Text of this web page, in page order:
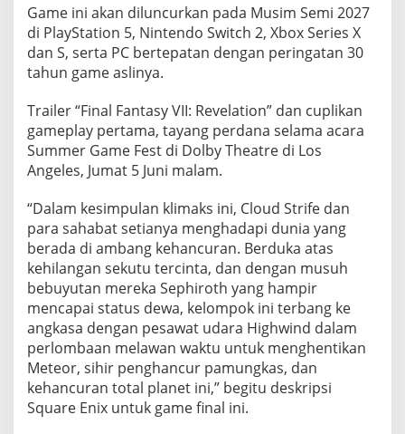
”
B
a
l
a
d
S
e
k
u
l
T
e
a
Game ini akan diluncurkan pada Musim Semi 2027
di PlayStation 5, Nintendo Switch 2, Xbox Series X
dan S, serta PC bertepatan dengan peringatan 30
tahun game aslinya.
Trailer “Final Fantasy VII: Revelation” dan cuplikan
gameplay pertama, tayang perdana selama acara
Summer Game Fest di Dolby Theatre di Los
Angeles, Jumat 5 Juni malam.
“Dalam kesimpulan klimaks ini, Cloud Strife dan
para sahabat setianya menghadapi dunia yang
berada di ambang kehancuran. Berduka atas
kehilangan sekutu tercinta, dan dengan musuh
bebuyutan mereka Sephiroth yang hampir
mencapai status dewa, kelompok ini terbang ke
angkasa dengan pesawat udara Highwind dalam
perlombaan melawan waktu untuk menghentikan
Meteor, sihir penghancur pamungkas, dan
kehancuran total planet ini,” begitu deskripsi
Square Enix untuk game final ini.